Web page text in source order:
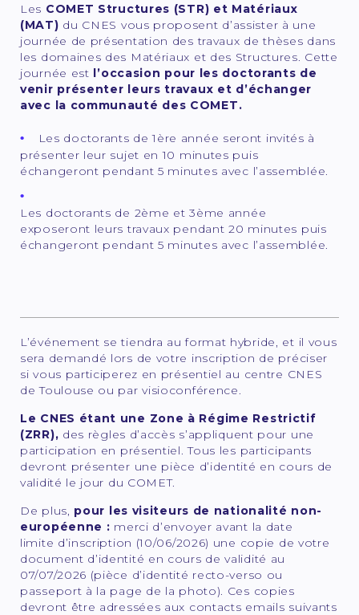
Les COMET Structures (STR) et Matériaux
(MAT) du CNES vous proposent d’assister à une
journée de présentation des travaux de thèses dans
les domaines des Matériaux et des Structures. Cette
journée est l’occasion pour les doctorants de
venir présenter leurs travaux et d’échanger
avec la communauté des COMET.
Les doctorants de 1ère année seront invités à
présenter leur sujet en 10 minutes puis
échangeront pendant 5 minutes avec l’assemblée.
Les doctorants de 2ème et 3ème année
exposeront leurs travaux pendant 20 minutes puis
échangeront pendant 5 minutes avec l’assemblée.
L’événement se tiendra au format hybride, et il vous
sera demandé lors de votre inscription de préciser
si vous participerez en présentiel au centre CNES
de Toulouse ou par visioconférence.
Le CNES étant une Zone à Régime Restrictif
(ZRR), des règles d’accès s’appliquent pour une
participation en présentiel. Tous les participants
devront présenter une pièce d’identité en cours de
validité le jour du COMET.
De plus, pour les visiteurs de nationalité non-
européenne : merci d’envoyer avant la date
limite d’inscription (10/06/2026) une copie de votre
document d’identité en cours de validité au
07/07/2026 (pièce d’identité recto-verso ou
passeport à la page de la photo). Ces copies
devront être adressées aux contacts emails suivants